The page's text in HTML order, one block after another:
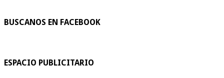
BUSCANOS EN FACEBOOK
ESPACIO PUBLICITARIO